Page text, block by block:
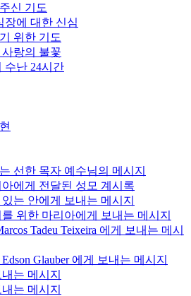
신 기도
장에 대한 신심
위한 기도
랑의 불꽃
수난 24시간
선한 목자 예수님의 메시지
에게 전달된 성모 계시록
는 안에게 보내는 메시지
위한 마리아에게 보내는 메시지
Tadeu Teixeira 에게 보내는 메시
Glauber 에게 보내는 메시지
는 메시지
는 메시지